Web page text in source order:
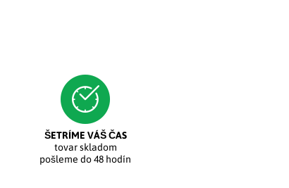
ŠETRÍME VÁŠ ČAS
tovar skladom
pošleme do 48 hodín